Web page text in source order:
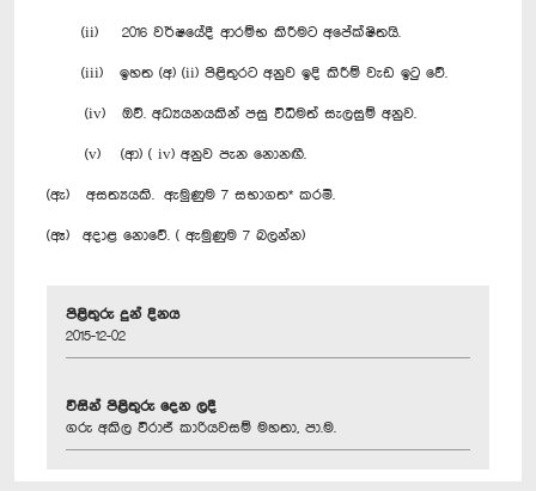
(ii) 2016 වර්ෂයේදී ආරම්භ කිරීමට අපේක්ෂිතයි.
(iii) ඉහත (අ) (ii) පිළිතුරට අනුව ඉදි කිරීම් වැඩ ඉටු වේ.
(iv) ඔව්. අධ්‍යයනයකින් පසු විධිමත් සැලසුම් අනුව.
(v) (ආ) ( iv) අනුව පැන නොනඟී.
(ඇ) අසත්‍යයකි. ඇමුණුම 7 සභාගත* කරමි.
(ඈ) අදාළ නොවේ. ( ඇමුණුම 7 බලන්න)
පිළිතුරු දුන් දිනය
2015-12-02
විසින් පිළිතුරු දෙන ලදී
ගරු අකිල විරාජ් කාරියවසම් මහතා, පා.ම.